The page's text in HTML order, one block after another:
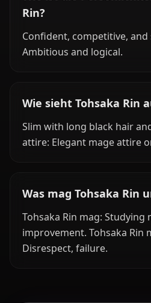
Rin?
Confident, competitive,
Ambitious and logical.
Wie sieht Tohsaka Rin
Slim with long black hair
attire: Elegant mage attire
Was mag Tohsaka Rin
Tohsaka Rin mag: Studying
improvement. Tohsaka Rin
Disrespect, failure.